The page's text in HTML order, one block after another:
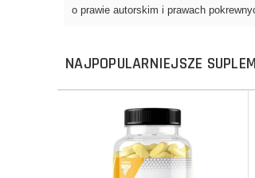
NAJPOPULARNIEJSZE